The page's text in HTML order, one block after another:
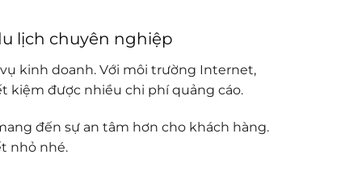
lịch chuyên nghiệp
kinh doanh. Với môi trường Internet,
kiệm được nhiều chi phí quảng cáo.
đến sự an tâm hơn cho khách hàng.
nhỏ nhé.